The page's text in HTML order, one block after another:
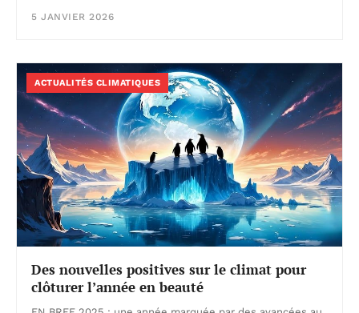
5 JANVIER 2026
ACTUALITÉS CLIMATIQUES
Des nouvelles positives sur le climat pour
clôturer l’année en beauté